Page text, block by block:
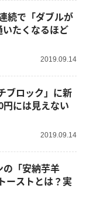
続で「ダブルが
たくなるほど
2019.09.14
ブロック」に新
には見えない
2019.09.14
「安納芋羊
ーストとは？実